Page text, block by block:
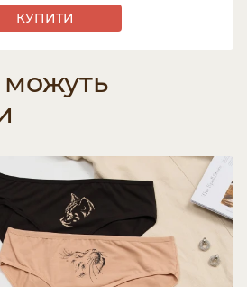
КУПИТИ